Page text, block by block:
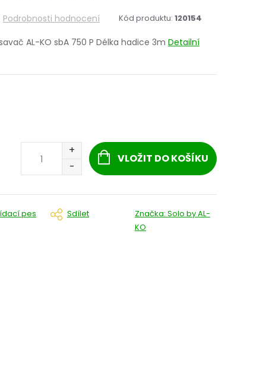
Podrobnosti hodnocení Kód produktu: 120154
AL-KO sbA 750 P Délka hadice 3m Detailní
VLOŽIT DO KOŠÍKU
pes Sdílet Značka: Solo by AL-
KO